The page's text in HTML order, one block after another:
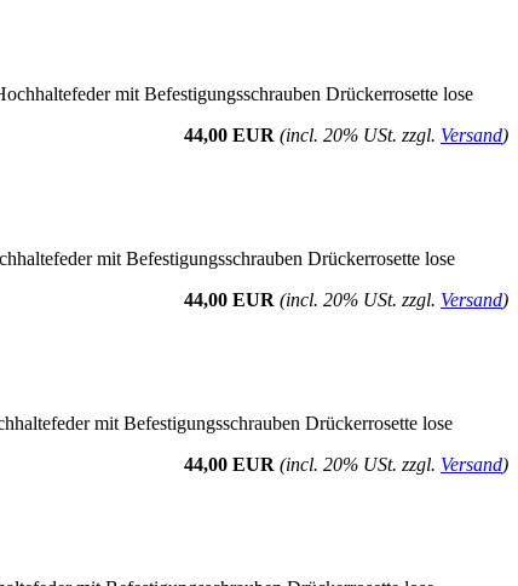
mit Befestigungsschrauben Drückerrosette lose
44,00 EUR (incl. 20% USt. zzgl. Versand)
mit Befestigungsschrauben Drückerrosette lose
44,00 EUR (incl. 20% USt. zzgl. Versand)
mit Befestigungsschrauben Drückerrosette lose
44,00 EUR (incl. 20% USt. zzgl. Versand)